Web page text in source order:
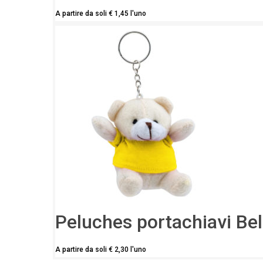
A partire da soli € 1,45 l'uno
Peluches portachiavi
A partire da soli € 2,30 l'uno